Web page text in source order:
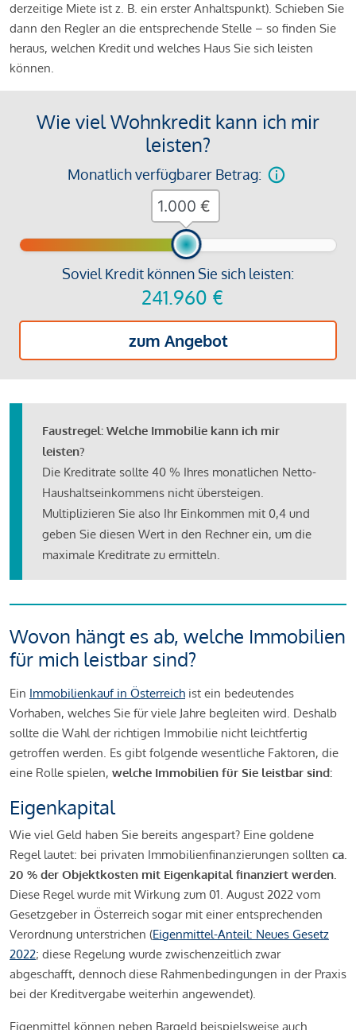
derzeitige Miete ist z. B. ein erster Anhaltspunkt). Schieben Sie
dann den Regler an die entsprechende Stelle – so finden Sie
heraus, welchen Kredit und welches Haus Sie sich leisten
können.
Wie viel Wohnkredit kann ich mir
leisten?
Monatlich verfügbarer Betrag:
Soviel Kredit können Sie sich leisten:
241.960 €
zum Angebot
€
Faustregel: Welche Immobilie kann ich mir
leisten?
Die Kreditrate sollte 40 % Ihres monatlichen Netto-
Haushaltseinkommens nicht übersteigen.
Multiplizieren Sie also Ihr Einkommen mit 0,4 und
geben Sie diesen Wert in den Rechner ein, um die
maximale Kreditrate zu ermitteln.
Wovon hängt es ab, welche Immobilien
für mich leistbar sind?
Ein Immobilienkauf in Österreich ist ein bedeutendes
Vorhaben, welches Sie für viele Jahre begleiten wird. Deshalb
sollte die Wahl der richtigen Immobilie nicht leichtfertig
getroffen werden. Es gibt folgende wesentliche Faktoren, die
eine Rolle spielen, welche Immobilien für Sie leistbar sind:
Eigenkapital
Wie viel Geld haben Sie bereits angespart? Eine goldene
Regel lautet: bei privaten Immobilienfinanzierungen sollten ca.
20 % der Objektkosten mit Eigenkapital finanziert werden.
Diese Regel wurde mit Wirkung zum 01. August 2022 vom
Gesetzgeber in Österreich sogar mit einer entsprechenden
Verordnung unterstrichen (Eigenmittel-Anteil: Neues Gesetz
2022; diese Regelung wurde zwischenzeitlich zwar
abgeschafft, dennoch diese Rahmenbedingungen in der Praxis
bei der Kreditvergabe weiterhin angewendet).
Eigenmittel können neben Bargeld beispielsweise auch